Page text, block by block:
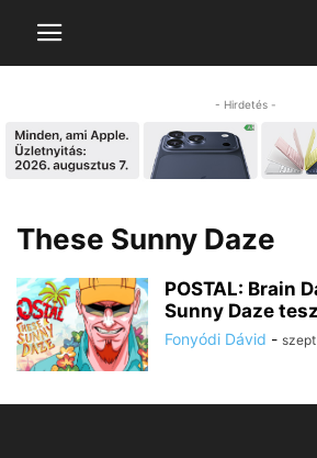
- Hirdetés -
These Sunny Daze
POSTAL: Brain
Sunny Daze
Fonyódi Dávid -